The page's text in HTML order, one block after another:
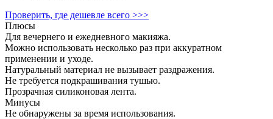
Проверить, где дешевле всего >>>
Плюсы
Для вечернего и ежедневного макияжа.
Можно использовать несколько раз при аккуратном
применении и уходе.
Натуральный материал не вызывает раздражения.
Не требуется подкрашивания тушью.
Прозрачная силиконовая лента.
Минусы
Не обнаружены за время использования.